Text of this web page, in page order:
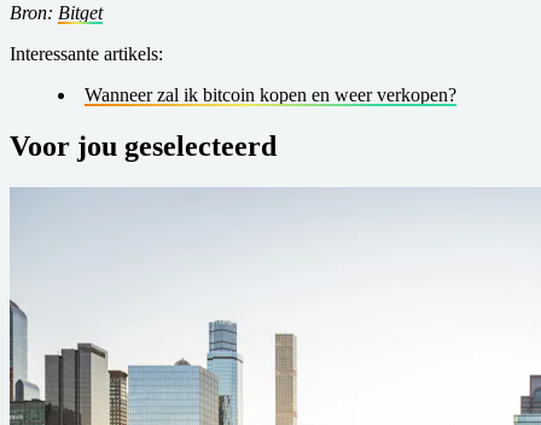
Bron: Bitget
I nteressante artikels:
W anneer zal ik bitcoin kopen en weer verkopen?
Voor jou geselecteerd